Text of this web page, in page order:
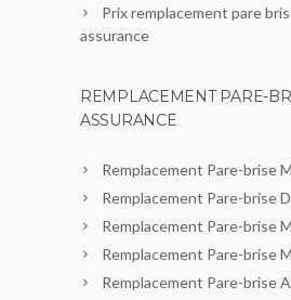
Prix remplacement pare
assurance
REMPLACEMENT PARE-
ASSURANCE
Remplacement Pare-brise
Remplacement Pare-brise
Remplacement Pare-brise
Remplacement Pare-brise
Remplacement Pare-brise